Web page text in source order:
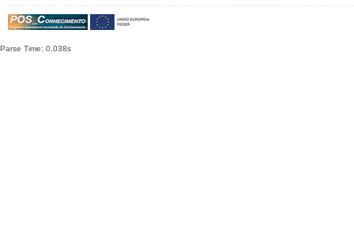
Parse Time: 0.038s